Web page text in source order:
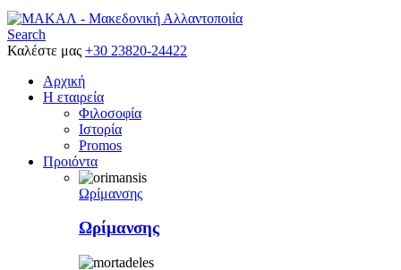
Search
Καλέστε μας +30 23820-24422
Αρχική
Η εταιρεία
Φιλοσοφία
Ιστορία
Promos
Προιόντα
Ωρίμανσης
Ωρίμανσης